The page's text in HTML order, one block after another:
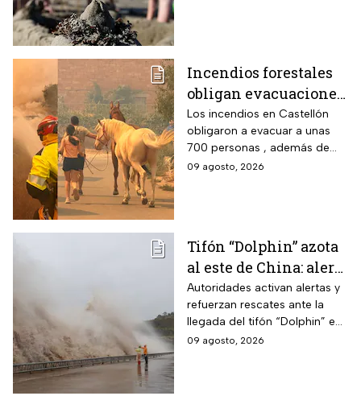
Incendios forestales
obligan evacuaciones
en el este de España |
VIDEO
Los incendios en Castellón
obligaron a evacuar a unas
700 personas , además de
que ya dañaron viviendas y
09 agosto, 2026
Tifón “Dolphin” azota
al este de China: alerta
máxima por
inundaciones y
ráfagas
Autoridades activan alertas y
refuerzan rescates ante la
llegada del tifón “Dolphin” en
el este de China con vientos
09 agosto, 2026